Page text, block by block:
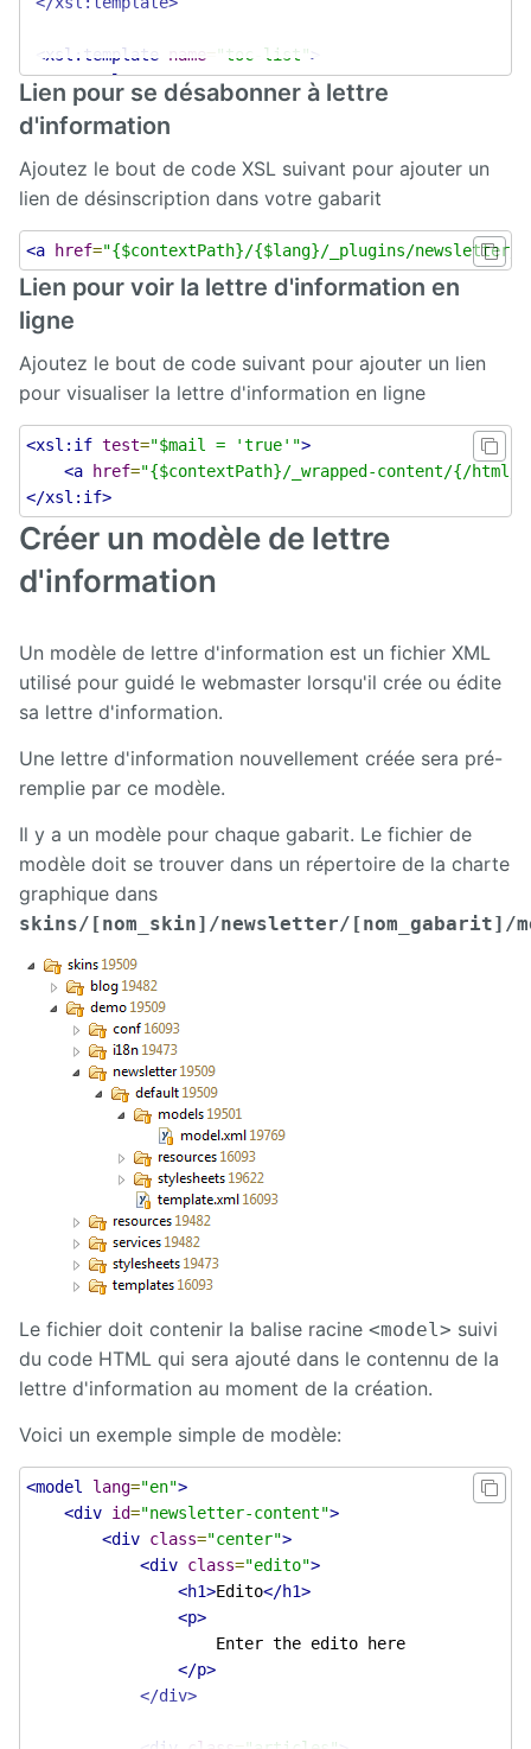
Syndication
TarteAuCitron
Translation
flagging
UGC
directory
Web
analytics
Web
Deploy
starter
Tour
Zimbra
</xsl:text>
</xsl:template>
<xsl:template match
</xsl:template>
match ><xsl:value-of
</xsl:template>
<xsl:template match ="text()" ><xsl:value-of select
<xsl:template name "toc-list">
<ul>
<xsl:for-each select="/html/body//
<a
href
"#go-to-
</xsl:for-each>
</ul>
</xsl:template>
Lien pour se désabonner à lettre
d'information
Ajoutez le bout de code XSL suivant pour ajouter un
lien de désinscription dans votre gabarit
<a href="{$contextPath}/{$lang}/_plugins/newsletter/
Lien pour voir la lettre d'information en
ligne
Ajoutez le bout de code suivant pour ajouter un lien
pour visualiser la lettre d'information en ligne
<xsl:if test="$mail = 'true'">
<a
href="{$contextPath}/_wrapped-content/{/html/
</xsl:if>
Créer un modèle de lettre
d'information
Un modèle de lettre d'information est un fichier XML
utilisé pour guidé le webmaster lorsqu'il crée ou édite
sa lettre d'information.
Une lettre d'information nouvellement créée sera pré-
remplie par ce modèle.
Il y a un modèle pour chaque gabarit. Le fichier de
modèle doit se trouver dans un répertoire de la charte
graphique dans
skins/[nom_skin]/newsletter/[nom_gabarit]/
Le fichier doit contenir la balise racine <model> suivi
du code HTML qui sera ajouté dans le contennu de la
lettre d'information au moment de la création.
Voici un exemple simple de modèle:
<model lang="en">
<div id="newsletter-content">
<div class="center">
<div class="edito">
<h1>Edito</h1>
<p>
</p>
</div>